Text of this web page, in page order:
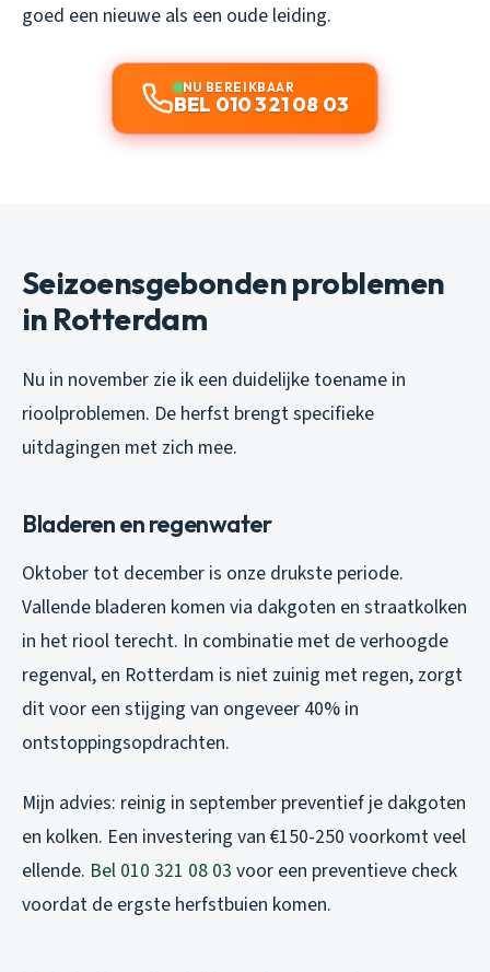
goed een nieuwe als een oude leiding.
NU BEREIKBAAR
BEL 010 321 08 03
Seizoensgebonden problemen
in Rotterdam
Nu in november zie ik een duidelijke toename in
rioolproblemen. De herfst brengt specifieke
uitdagingen met zich mee.
Bladeren en regenwater
Oktober tot december is onze drukste periode.
Vallende bladeren komen via dakgoten en straatkolken
in het riool terecht. In combinatie met de verhoogde
regenval, en Rotterdam is niet zuinig met regen, zorgt
dit voor een stijging van ongeveer 40% in
ontstoppingsopdrachten.
Mijn advies: reinig in september preventief je dakgoten
en kolken. Een investering van €150-250 voorkomt veel
ellende. Bel 010 321 08 03 voor een preventieve check
voordat de ergste herfstbuien komen.